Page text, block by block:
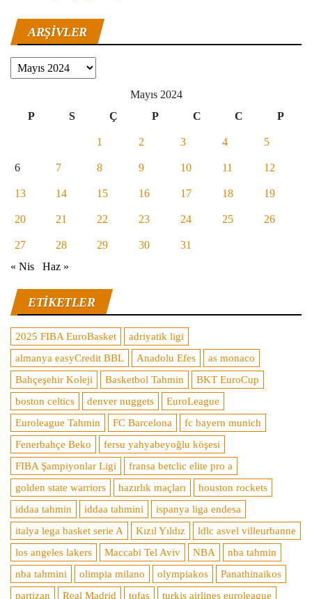
ARŞIVLER
Arşivler
Mayıs 2024
P
S Ç P C C P
1 2 3 4 5
6 7 8 9 10 11 12
13 14 15 16 17 18 19
20 21 22 23 24 25 26
27 28 29 30
31
« Nis
Haz »
ETIKETLER
2025 FIBA EuroBasket
adriyatik ligi
almanya easyCredit BBL
Anadolu Efes
as monaco
Bahçeşehir Koleji
Basketbol Tahmin
BKT EuroCup
boston celtics
denver nuggets
EuroLeague
Euroleague Tahmin
FC Barcelona
fc bayern munich
Fenerbahçe Beko
fersu yahyabeyoğlu köşesi
FIBA Şampiyonlar Ligi
fransa betclic elite pro a
golden state warriors
hazırlık maçları
houston rockets
iddaa tahmin
iddaa tahmini
ispanya liga endesa
italya lega basket serie A
Kızıl Yıldız
ldlc asvel villeurbanne
los angeles lakers
Maccabi Tel Aviv NBA
nba tahmin
nba tahmini
olimpia milano olympiakos
Panathinaikos
partizan
Real Madrid tofaş turkis airlines euroleague